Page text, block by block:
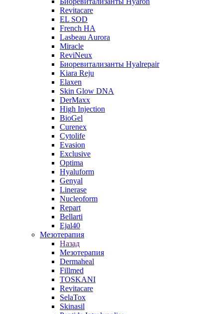
Revitacare
EL SOD
French HA
Lasbeau Aurora
Miracle
ReviNeux
Биоревитализанты Hyalrepair
Kiara Reju
Elaxen
Skin Glow DNA
DerMaxx
High Injection
BioGel
Curenex
Cytolife
Evasion
Exclusive
Optima
Hyaluform
Genyal
Linerase
Nucleoform
Repart
Bellarti
Ejal40
Мезотерапия
Назад
Мезотерапия
Dermaheal
Fillmed
TOSKANI
Revitacare
SelaTox
Skinasil